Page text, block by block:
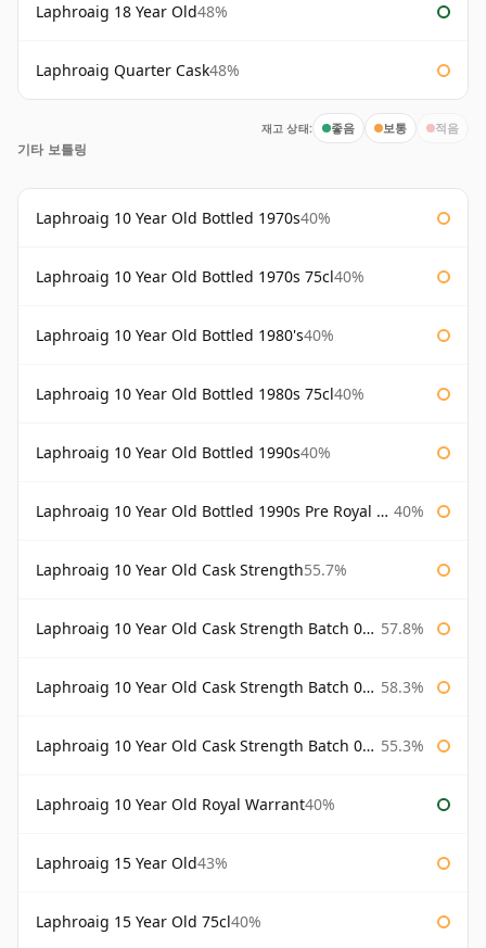
Laphroaig 18 Year Old48%
Laphroaig Quarter Cask48%
재고 상태: 좋음 보통 적음
기타 보틀링
Laphroaig 10 Year Old Bottled 1970s40%
Laphroaig 10 Year Old Bottled 1970s 75cl40%
Laphroaig 10 Year Old Bottled 1980's40%
Laphroaig 10 Year Old Bottled 1980s 75cl40%
Laphroaig 10 Year Old Bottled 1990s40%
Laphroaig 10 Year Old Bottled 1990s Pre Royal Warrant 40%
Laphroaig 10 Year Old Cask Strength55.7%
Laphroaig 10 Year Old Cask Strength Batch 001 Bottled 2009 57.8%
Laphroaig 10 Year Old Cask Strength Batch 002 Bottled 2010 58.3%
Laphroaig 10 Year Old Cask Strength Batch 003 Bottled 2011 55.3%
Laphroaig 10 Year Old Royal Warrant40%
Laphroaig 15 Year Old43%
Laphroaig 15 Year Old 75cl40%